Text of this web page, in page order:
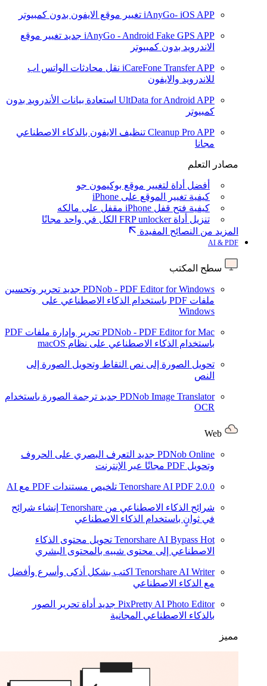
iAnyGo- iOS APP تغيير موقع الايفون بدون كمبيوتر
iAnyGo - Android Fake GPS APP جديد تغيير موقع
الاندرويد بدون كمبيوتر
iCareFone Transfer APP نقل محادثات الواتس اب
للاندرويد والايفون
UltData for Android APP استعادة بيانات الأندرويد بدون
كمبيوتر
Cleanup Pro APP تنظيف الايفون بالذكاء الاصطناعي
مجانا
مصادر التعلم
أفضل أداة لتغيير موقع بوكيمون جو
كيفية تغيير الموقع على iPhone
كيفية فتح قفل iPhone مقفل على مالكه
تنزيل أداة FRP unlocker الكل في واحد مجانًا
المزيد من النصائح المفيدة
AI & PDF
سطح المكتب
PDNob - PDF Editor for Windows جديد تحرير وتحسين
ملفات PDF باستخدام الذكاء الاصطناعي على
Windows
PDNob - PDF Editor for Mac
تحرير وإدارة ملفات PDF
باستخدام الذكاء الاصطناعي على نظام macOS
تحويل الصورة إلى نص التقاط وتحويل الصورة إلى
النص
PDNob Image Translator جديد ترجمة الصورة باستخدام
OCR
PDNob Online جديد التعرف البصري على الحروف
وتحويل PDF مجانًا عبر الإنترنت
Tenorshare AI PDF 2.0.0 تلخيص مستندات PDF مع AI
شرائح الذكاء الاصطناعي من Tenorshare
إنشاء شرائح
في ثوانٍ باستخدام الذكاء الاصطناعي
Tenorshare AI Bypass Hot
تحويل محتوى الذكاء
الاصطناعي إلى محتوى شبيه بالمحتوى البشري
Tenorshare AI Writer اكتب بشكل أذكى وأسرع وأفضل
مع الذكاء الاصطناعي
PixPretty AI Photo Editor جديد أداة تحرير الصور
بالذكاء الاصطناعي المجانية
مميز